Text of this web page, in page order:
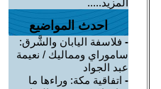
المزيد.....
احدث المواضيع
- فلاسفة اليابان والشَّرق:
ساموراي ومماليك / نعيمة
عبد الجواد
- اتفاقية مكة: وراءها ما